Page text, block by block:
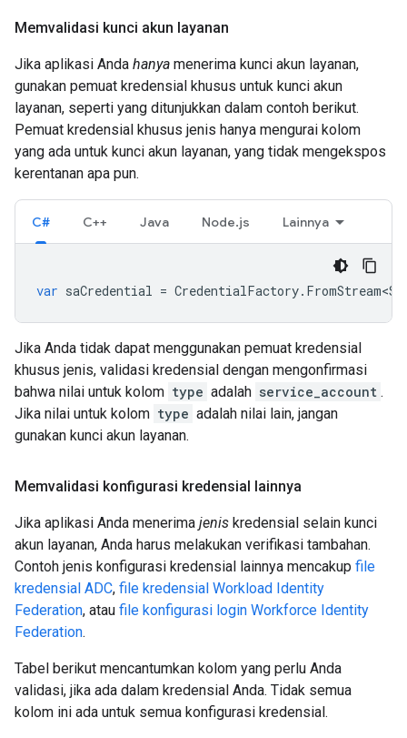
Memvalidasi kunci akun layanan
Jika aplikasi Anda hanya menerima kunci akun layanan,
gunakan pemuat kredensial khusus untuk kunci akun
layanan, seperti yang ditunjukkan dalam contoh berikut.
Pemuat kredensial khusus jenis hanya mengurai kolom
yang ada untuk kunci akun layanan, yang tidak mengekspos
kerentanan apa pun.
C# C++ Java Node.js Lainnya
var saCredential = CredentialFactory.
Jika Anda tidak dapat menggunakan pemuat kredensial
khusus jenis, validasi kredensial dengan mengonfirmasi
bahwa nilai untuk kolom type adalah service_account .
Jika nilai untuk kolom type adalah nilai lain, jangan
gunakan kunci akun layanan.
Memvalidasi konfigurasi kredensial lainnya
Jika aplikasi Anda menerima jenis kredensial selain kunci
akun layanan, Anda harus melakukan verifikasi tambahan.
Contoh jenis konfigurasi kredensial lainnya mencakup file
kredensial ADC, file kredensial Workload Identity
Federation, atau file konfigurasi login Workforce Identity
Federation.
Tabel berikut mencantumkan kolom yang perlu Anda
validasi, jika ada dalam kredensial Anda. Tidak semua
kolom ini ada untuk semua konfigurasi kredensial.